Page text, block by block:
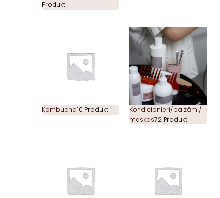
Produkti
Kombucha10 Produkti
Kondicionieri/balzāmi/
maskas72 Produkti